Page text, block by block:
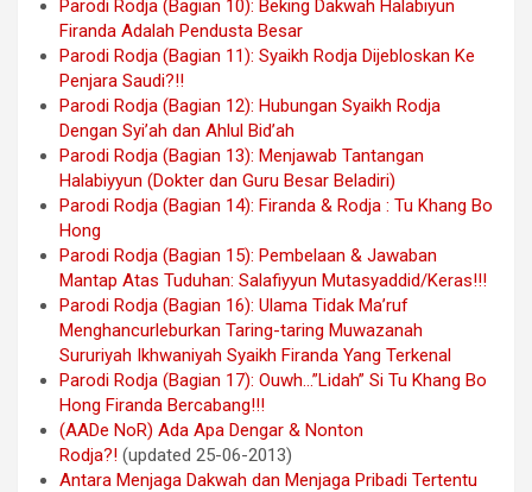
Parodi Rodja (Bagian 10): Beking Dakwah Halabiyun
Firanda Adalah Pendusta Besar
Parodi Rodja (Bagian 11): Syaikh Rodja Dijebloskan Ke
Penjara Saudi?!!
Parodi Rodja (Bagian 12): Hubungan Syaikh Rodja
Dengan Syi’ah dan Ahlul Bid’ah
Parodi Rodja (Bagian 13): Menjawab Tantangan
Halabiyyun (Dokter dan Guru Besar Beladiri)
Parodi Rodja (Bagian 14): Firanda & Rodja : Tu Khang Bo
Hong
Parodi Rodja (Bagian 15): Pembelaan & Jawaban
Mantap Atas Tuduhan: Salafiyyun Mutasyaddid/Keras!!!
Parodi Rodja (Bagian 16): Ulama Tidak Ma’ruf
Menghancurleburkan Taring-taring Muwazanah
Sururiyah Ikhwaniyah Syaikh Firanda Yang Terkenal
Parodi Rodja (Bagian 17): Ouwh…”Lidah” Si Tu Khang Bo
Hong Firanda Bercabang!!!
(AADe NoR) Ada Apa Dengar & Nonton
Rodja?! (updated 25-06-2013)
Antara Menjaga Dakwah dan Menjaga Pribadi Tertentu